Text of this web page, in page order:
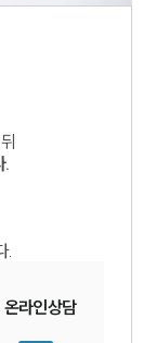
.
.
온라인상담